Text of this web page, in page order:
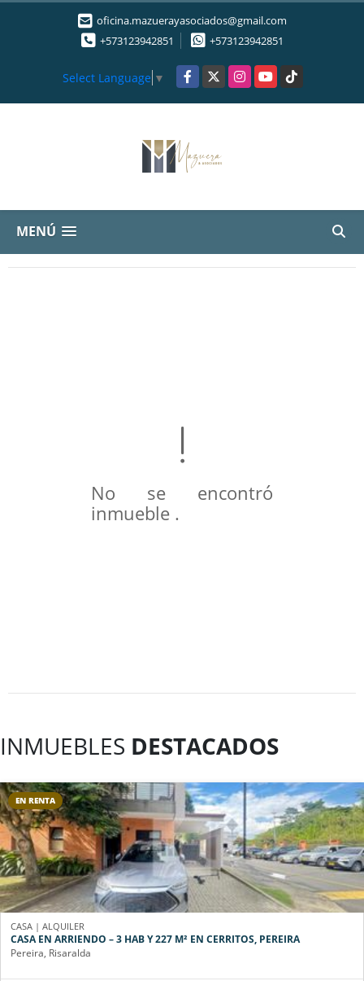
oficina.mazuerayasociados@gmail.com
+573123942851
+573123942851
Select Language ▼ Facebook
X InstagramYouTubeTikTok
MENÚ
No se encontró
inmueble .
INMUEBLES DESTACADOS
EN RENTA
CASA | ALQUILER
CASA EN ARRIENDO – 3 HAB Y 227 M² EN CERRITOS, PEREIRA
Pereira, Risaralda